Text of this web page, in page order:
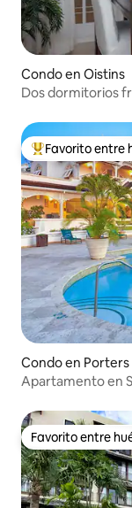
Condo en Oistins
Dos dormitorios
Favorito entre
Favorito entre
Condo en Porters
Apartamento en
Favorito entre
Favorito entre